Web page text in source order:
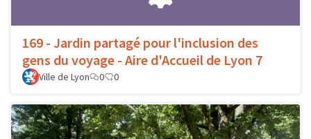
169 - Jardin partagé pour l'inclusion des
gens du voyage - Aire d'Accueil de Lyon 7
Ville de Lyon 0 0